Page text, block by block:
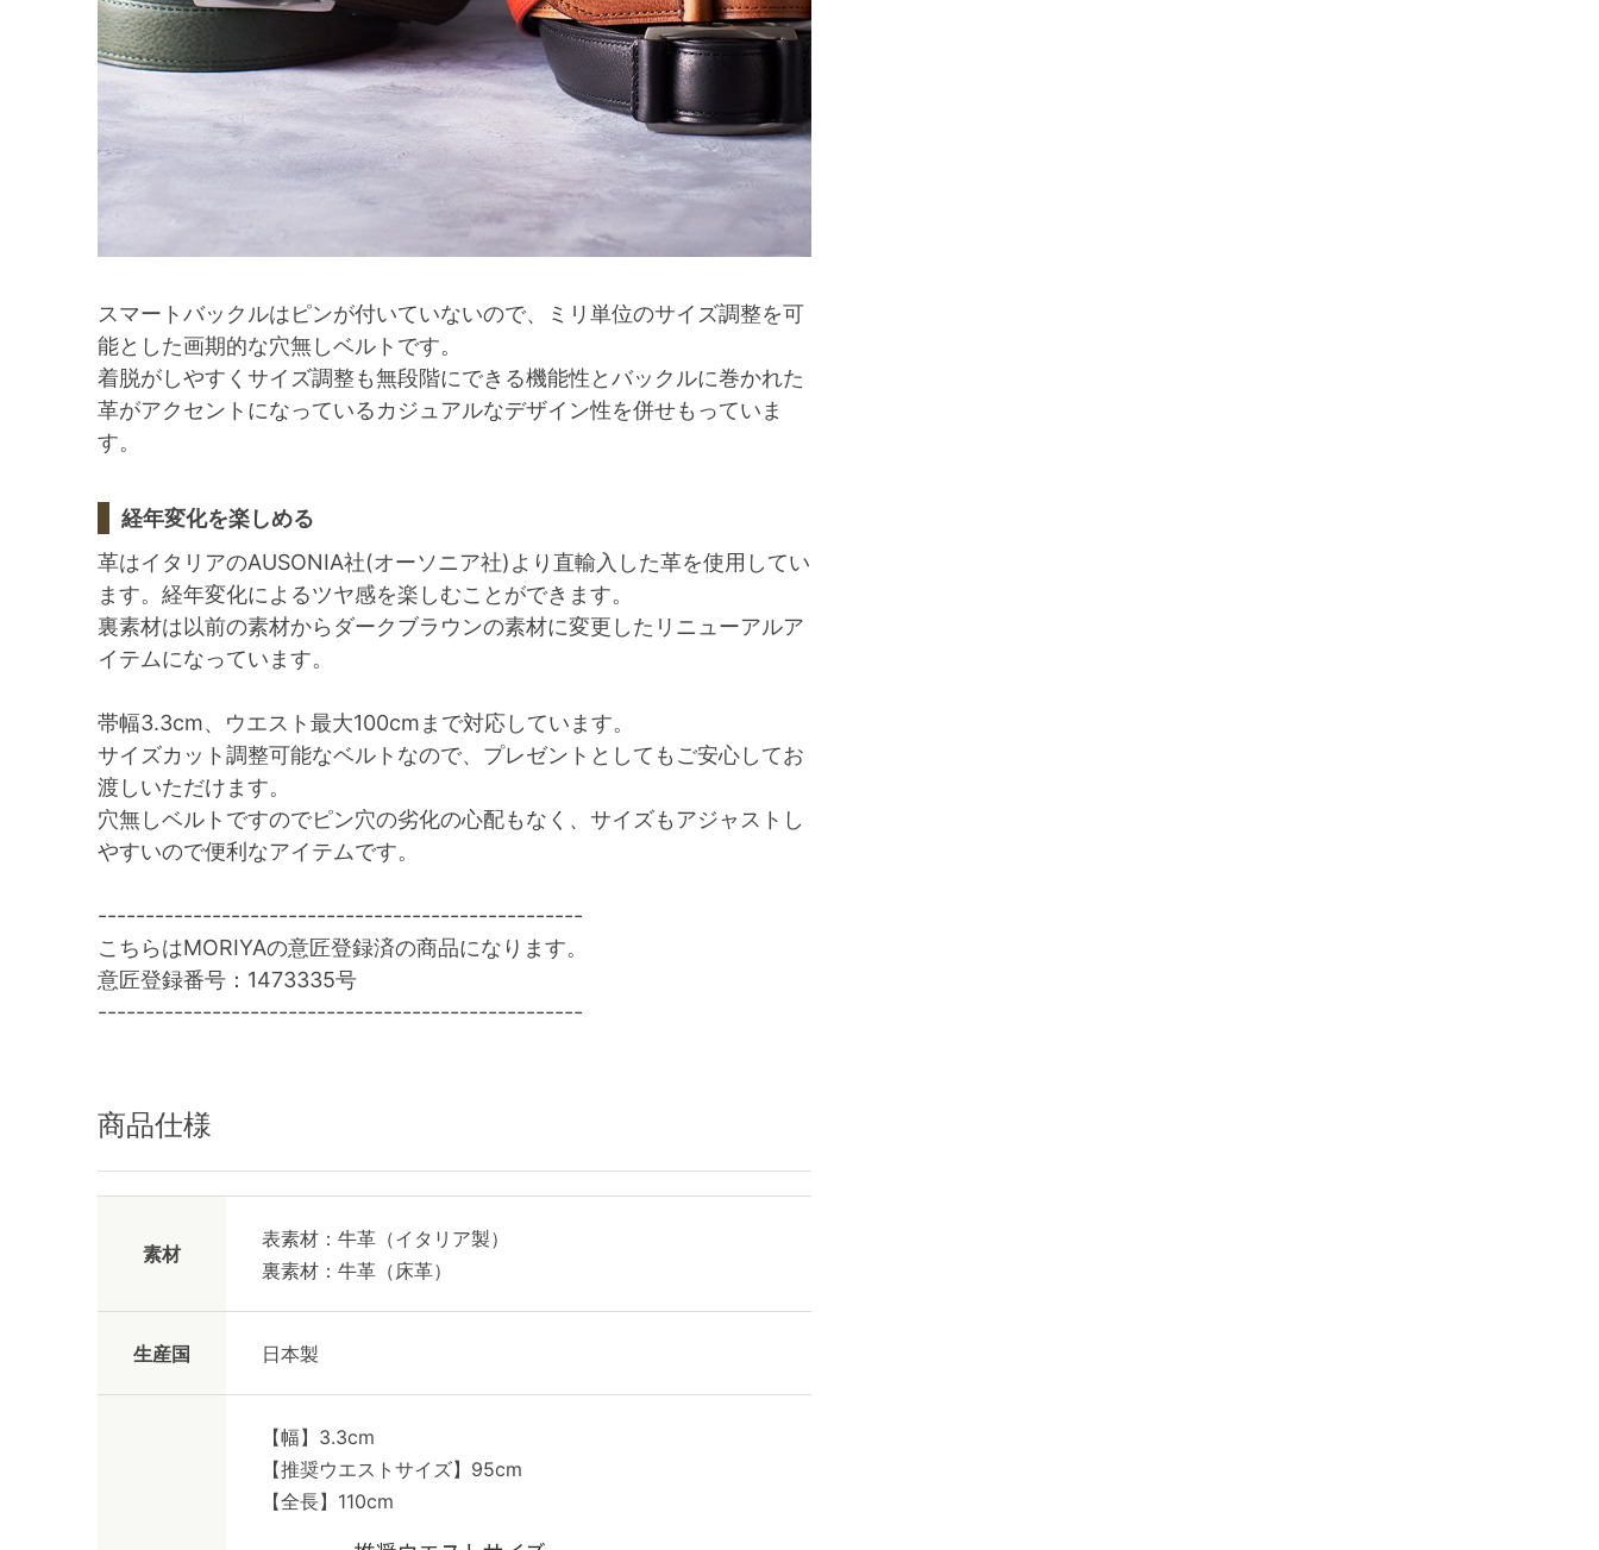
スマートバックルはピンが付いていないので、ミリ単位のサイズ調整を可
能とした画期的な穴無しベルトです。
着脱がしやすくサイズ調整も無段階にできる機能性とバックルに巻かれた
革がアクセントになっているカジュアルなデザイン性を併せもっていま
す。
経年変化を楽しめる
革はイタリアのAUSONIA社(オーソニア社)より直輸入した革を使用してい
ます。経年変化によるツヤ感を楽しむことができます。
裏素材は以前の素材からダークブラウンの素材に変更したリニューアルア
イテムになっています。
帯幅3.3cm、ウエスト最大100cmまで対応しています。
サイズカット調整可能なベルトなので、プレゼントとしてもご安心してお
渡しいただけます。
穴無しベルトですのでピン穴の劣化の心配もなく、サイズもアジャストし
やすいので便利なアイテムです。
---------------------------------------------------
こちらはMORIYAの意匠登録済の商品になります。
意匠登録番号：1473335号
---------------------------------------------------
商品仕様
素材
表素材：牛革（イタリア製）
裏素材：牛革（床革）
生産国 日本製
【幅】3.3cm
【推奨ウエストサイズ】95cm
【全長】110cm